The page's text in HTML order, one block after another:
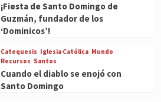
¡Fiesta de Santo Domingo de
Guzmán, fundador de los
‘Dominicos’!
Catequesis Iglesia Católica Mundo
Recursos Santos
Cuando el diablo se enojó con
Santo Domingo